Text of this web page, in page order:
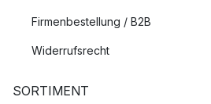
Firmenbestellung / B2B
Widerrufsrecht
SORTIMENT